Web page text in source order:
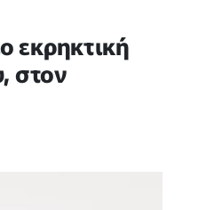
εκρηκτική
στον